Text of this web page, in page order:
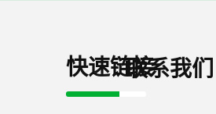
快速链接联系我们